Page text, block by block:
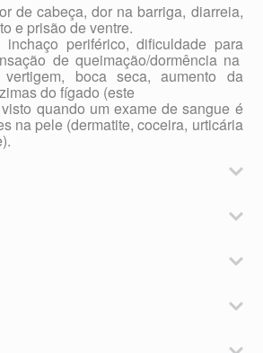
de cabeça, dor na barriga, diarreia,
e prisão de ventre.
inchaço periférico, dificuldade para
de queimação/dormência na
boca seca, aumento da
do fígado (este
quando um exame de sangue é
na pele (dermatite, coceira, urticária
ácido-pépticas e alívio dos
de refluxo erosiva;
sintomas da DRGE, tais como:
ou a qualquer outro
por via oral, com líquido.